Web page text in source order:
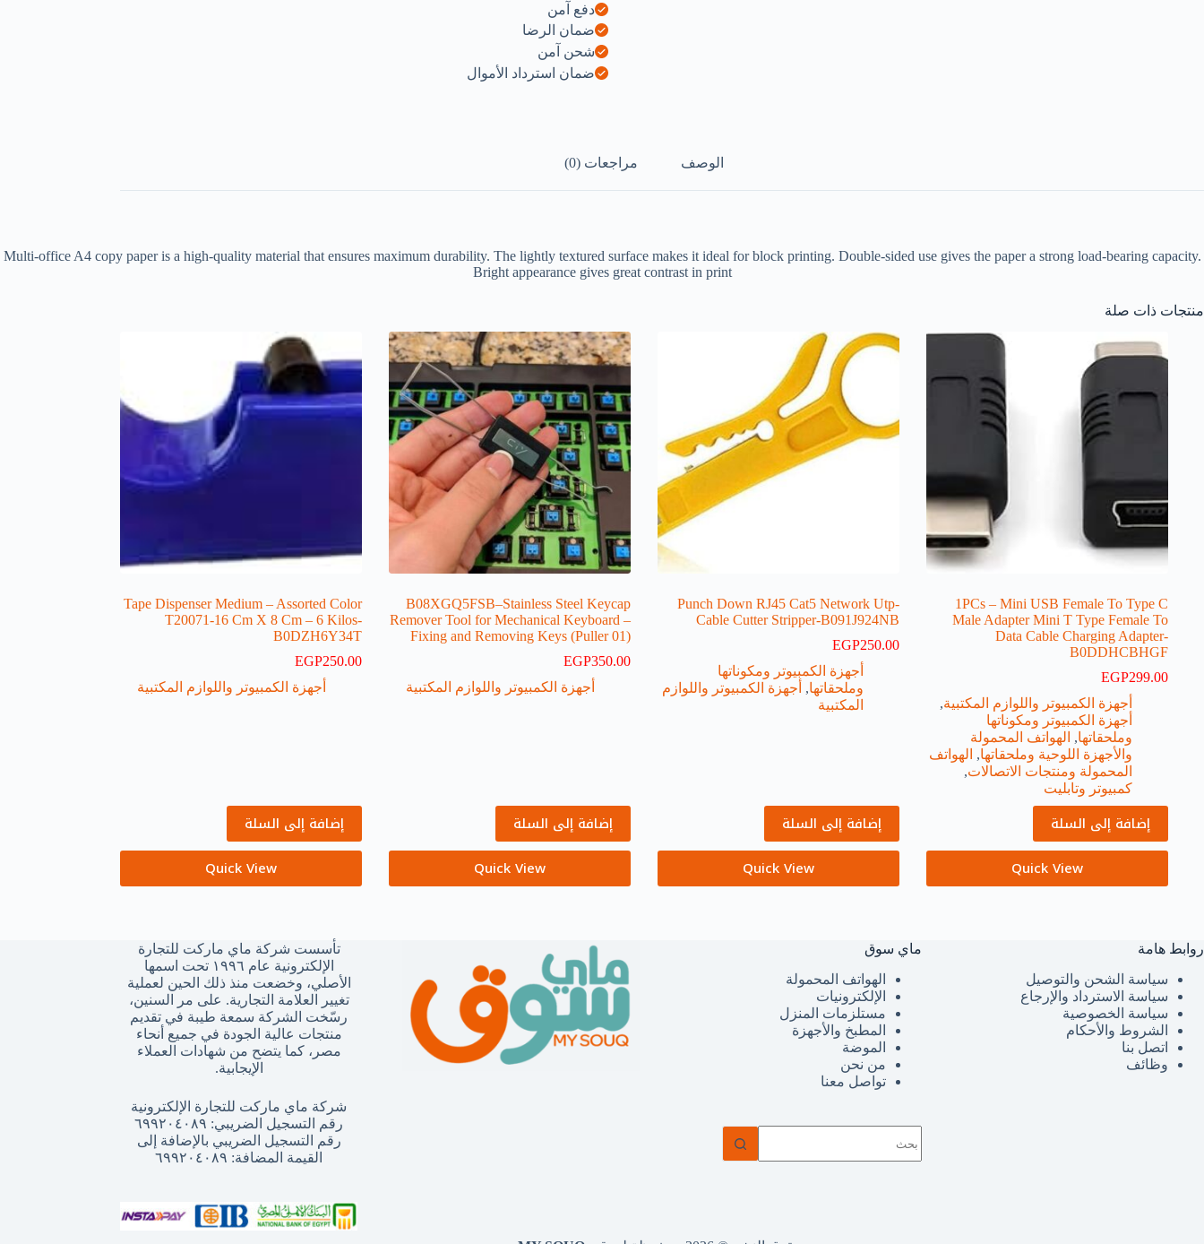
دفع آمن
ضمان الرضا
شحن آمن
ضمان استرداد الأموال
الوصف مراجعات (0)
Multi-office A4 copy paper is a high-quality material that ensures maximum durability. The lightly textured surface makes it ideal for block printing. Double-sided use gives the paper a strong load-bearing capacity.
Bright appearance gives great contrast in print
منتجات ذات صلة
1PCs – Mini USB Female To Type C
Male Adapter Mini T Type Female To
Data Cable Charging Adapter-
B0DDHCBHGF
EGP299.00
أجهزة الكمبيوتر واللوازم المكتبية,
أجهزة الكمبيوتر ومكوناتها
وملحقاتها, الهواتف المحمولة
والأجهزة اللوحية وملحقاتها, الهواتف
المحمولة ومنتجات الاتصالات,
كمبيوتر وتابليت
إضافة إلى السلة
Quick View
-Punch Down RJ45 Cat5 Network Utp
Cable Cutter Stripper-B091J924NB
EGP250.00
أجهزة الكمبيوتر ومكوناتها
وملحقاتها, أجهزة الكمبيوتر واللوازم
المكتبية
إضافة إلى السلة
Quick View
B08XGQ5FSB–Stainless Steel Keycap
Remover Tool for Mechanical Keyboard –
Fixing and Removing Keys (Puller 01)
EGP350.00
أجهزة الكمبيوتر واللوازم المكتبية
إضافة إلى السلة
Quick View
Tape Dispenser Medium – Assorted Color
T20071-16 Cm X 8 Cm – 6 Kilos-
B0DZH6Y34T
EGP250.00
أجهزة الكمبيوتر واللوازم المكتبية
إضافة إلى السلة
Quick View
روابط هامة
سياسة الشحن والتوصيل
سياسة الاسترداد والإرجاع
سياسة الخصوصية
الشروط والأحكام
اتصل بنا
وظائف
ماي سوق
الهواتف المحمولة
الإلكترونيات
مستلزمات المنزل
المطبخ والأجهزة
الموضة
من نحن
تواصل معنا
توجد
تأسست شركة ماي ماركت للتجارة
الإلكترونية عام ١٩٩٦ تحت اسمها
الأصلي، وخضعت منذ ذلك الحين لعملية
تغيير العلامة التجارية. على مر السنين،
رسّخت الشركة سمعة طيبة في تقديم
منتجات عالية الجودة في جميع أنحاء
مصر، كما يتضح من شهادات العملاء
الإيجابية.
شركة ماي ماركت للتجارة الإلكترونية
رقم التسجيل الضريبي: ٦٩٩٢٠٤٠٨٩
رقم التسجيل الضريبي بالإضافة إلى
القيمة المضافة: ٦٩٩٢٠٤٠٨٩